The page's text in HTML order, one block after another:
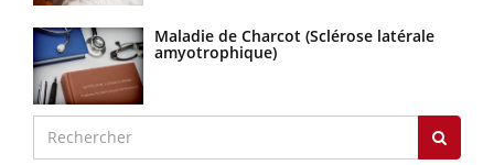
Maladie de Charcot (Sclérose latérale
amyotrophique)